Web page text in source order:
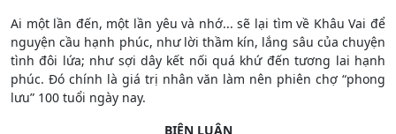
Ai một lần đến, một lần yêu và nhớ... sẽ lại tìm về Khâu Vai để
nguyện cầu hạnh phúc, như lời thầm kín, lắng sâu của chuyện
tình đôi lứa; như sợi dây kết nối quá khứ đến tương lai hạnh
phúc. Đó chính là giá trị nhân văn làm nên phiên chợ “phong
lưu” 100 tuổi ngày nay.
BIỆN LUÂN